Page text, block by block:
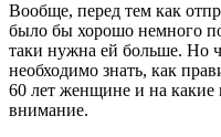
Вообще, перед тем как
было бы хорошо немного
таки нужна ей больше. Но
необходимо знать, как
60 лет женщине и на
внимание.